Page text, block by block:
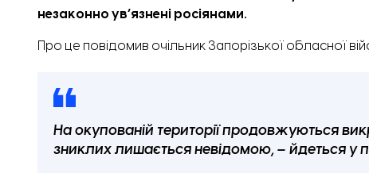
незаконно ув’язнені росіянами.
Про це повідомив очільник Запорізької обласної
На окупованій території продовжуються
зниклих лишається невідомою, – йдеться у